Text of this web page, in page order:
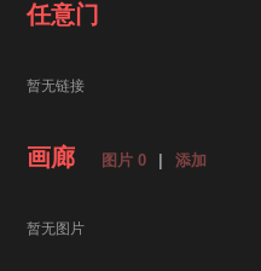
任意门
暂无链接
画廊 图片 0 添加
暂无图片